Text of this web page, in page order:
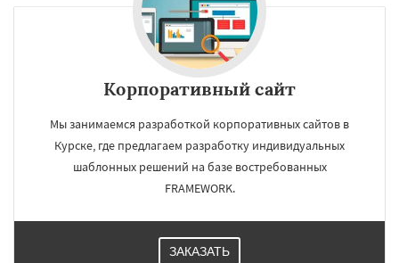
Корпоративный сайт
Мы занимаемся разработкой корпоративных сайтов в
Курске, где предлагаем разработку индивидуальных
шаблонных решений на базе востребованных
FRAMEWORK.
ЗАКАЗАТЬ